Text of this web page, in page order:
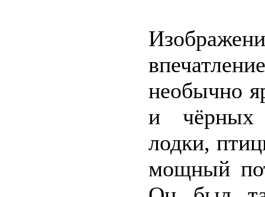
необычно
и чёрных
лодки,
мощный